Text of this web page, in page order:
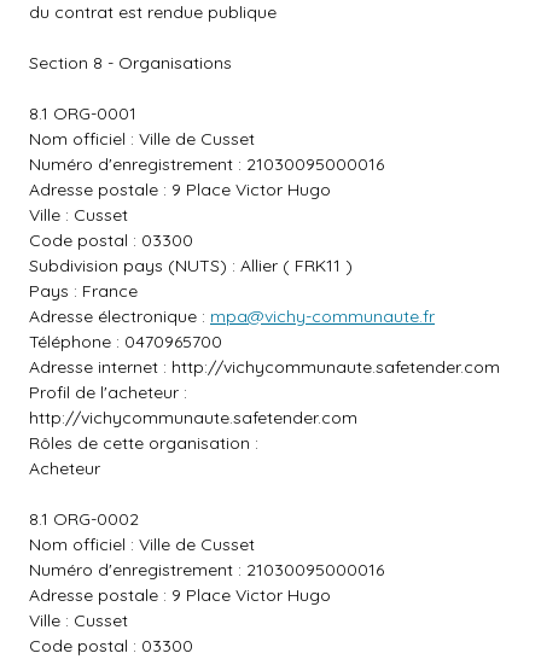
du contrat est rendue publique
Section 8 - Organisations
8.1 ORG-0001
Nom officiel : Ville de Cusset
Numéro d'enregistrement : 21030095000016
Adresse postale : 9 Place Victor Hugo
Ville : Cusset
Code postal : 03300
Subdivision pays (NUTS) : Allier ( FRK11 )
Pays : France
Adresse électronique : mpa@vichy-communaute.fr
Téléphone : 0470965700
Adresse internet : http://vichycommunaute.safetender.com
Profil de l'acheteur :
http://vichycommunaute.safetender.com
Rôles de cette organisation :
Acheteur
8.1 ORG-0002
Nom officiel : Ville de Cusset
Numéro d'enregistrement : 21030095000016
Adresse postale : 9 Place Victor Hugo
Ville : Cusset
Code postal : 03300